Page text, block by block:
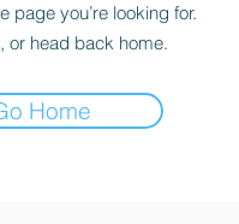
page you’re looking for.
or head back home.
Home